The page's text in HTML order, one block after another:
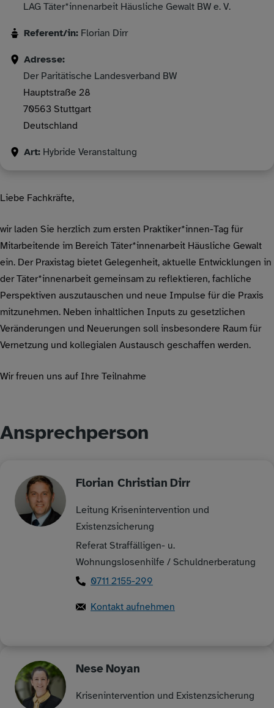
LAG Täter*innenarbeit Häusliche Gewalt BW e. V.
Referent/in: Florian Dirr
Adresse:
Der Paritätische Landesverband BW
Hauptstraße 28
70563 Stuttgart
Deutschland
Art: Hybride Veranstaltung
Liebe Fachkräfte,
wir laden Sie herzlich zum ersten Praktiker*innen-Tag für
Mitarbeitende im Bereich Täter*innenarbeit Häusliche Gewalt
ein. Der Praxistag bietet Gelegenheit, aktuelle Entwicklungen in
der Täter*innenarbeit gemeinsam zu reflektieren, fachliche
Perspektiven auszutauschen und neue Impulse für die Praxis
mitzunehmen. Neben inhaltlichen Inputs zu gesetzlichen
Veränderungen und Neuerungen soll insbesondere Raum für
Vernetzung und kollegialen Austausch geschaffen werden.
Wir freuen uns auf Ihre Teilnahme
Ansprechperson
Florian Christian Dirr
Leitung Krisenintervention und
Existenzsicherung
Referat Straffälligen- u.
Wohnungslosenhilfe / Schuldnerberatung
0711 2155-299
Kontakt aufnehmen
Nese Noyan
Krisenintervention und Existenzsicherung